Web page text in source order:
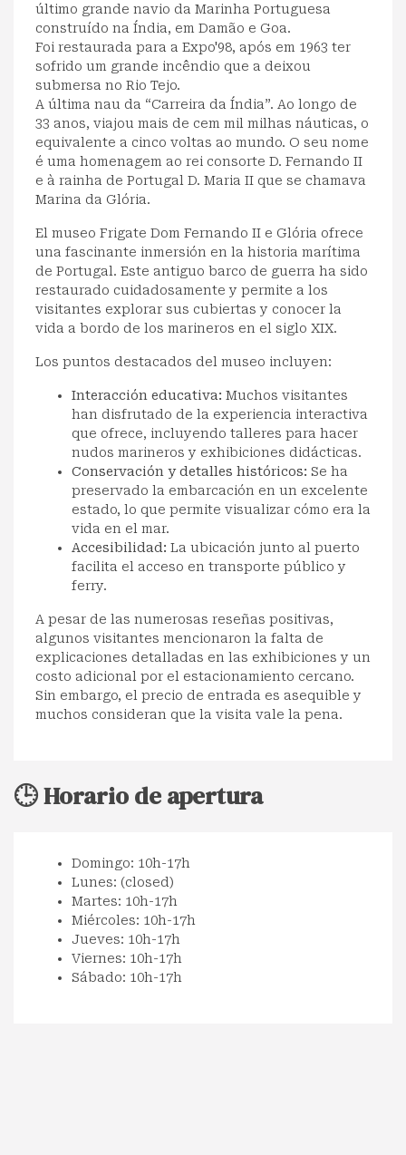
último grande navio da Marinha Portuguesa
construído na Índia, em Damão e Goa.
Foi restaurada para a Expo'98, após em 1963 ter
sofrido um grande incêndio que a deixou
submersa no Rio Tejo.
A última nau da “Carreira da Índia”. Ao longo de
33 anos, viajou mais de cem mil milhas náuticas, o
equivalente a cinco voltas ao mundo. O seu nome
é uma homenagem ao rei consorte D. Fernando II
e à rainha de Portugal D. Maria II que se chamava
Marina da Glória.
El museo Frigate Dom Fernando II e Glória ofrece
una fascinante inmersión en la historia marítima
de Portugal. Este antiguo barco de guerra ha sido
restaurado cuidadosamente y permite a los
visitantes explorar sus cubiertas y conocer la
vida a bordo de los marineros en el siglo XIX.
Los puntos destacados del museo incluyen:
Interacción educativa: Muchos visitantes
han disfrutado de la experiencia interactiva
que ofrece, incluyendo talleres para hacer
nudos marineros y exhibiciones didácticas.
Conservación y detalles históricos: Se ha
preservado la embarcación en un excelente
estado, lo que permite visualizar cómo era la
vida en el mar.
Accesibilidad: La ubicación junto al puerto
facilita el acceso en transporte público y
ferry.
A pesar de las numerosas reseñas positivas,
algunos visitantes mencionaron la falta de
explicaciones detalladas en las exhibiciones y un
costo adicional por el estacionamiento cercano.
Sin embargo, el precio de entrada es asequible y
muchos consideran que la visita vale la pena.
🕒 Horario de apertura
Domingo: 10h-17h
Lunes: (closed)
Martes: 10h-17h
Miércoles: 10h-17h
Jueves: 10h-17h
Viernes: 10h-17h
Sábado: 10h-17h